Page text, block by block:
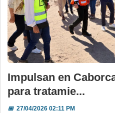
Impulsan en
para tratamie...
📅27/04/2026 02:11 PM